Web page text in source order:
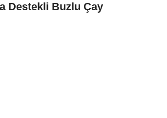
Destekli Buzlu Çay